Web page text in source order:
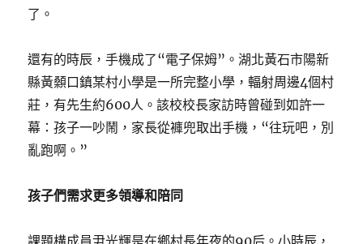
了。
還有的時辰，手機成了“電子保姆”。湖北黃石市陽新
縣黃顙口鎮某村小學是一所完整小學，輻射周邊4個村
莊，有先生約600人。該校校長家訪時曾碰到如許一
幕：孩子一吵鬧，家長從褲兜取出手機，“往玩吧，別
亂跑啊。”
孩子們需求更多領導和陪同
課題構成員尹光輝是在鄉村長年夜的90后。小時辰，